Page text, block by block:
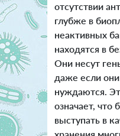
отсутствии
глубже в
неактивных
находятся в
Они несут
даже если
нуждаются.
означает, что
выступать в